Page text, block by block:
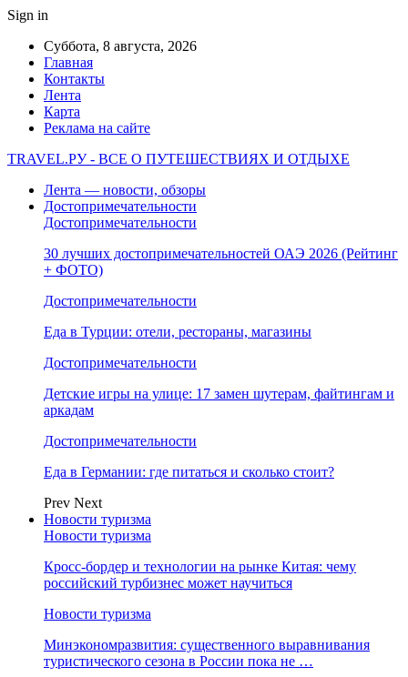
Sign in
Суббота, 8 августа, 2026
Главная
Контакты
Лента
Карта
Реклама на сайте
TRAVEL.РУ - ВСЕ О ПУТЕШЕСТВИЯХ И ОТДЫХЕ
Лента — новости, обзоры
Достопримечательности
Достопримечательности
30 лучших достопримечательностей ОАЭ 2026 (Рейтинг
+ ФОТО)
Достопримечательности
Еда в Турции: отели, рестораны, магазины
Достопримечательности
Детские игры на улице: 17 замен шутерам, файтингам и
аркадам
Достопримечательности
Еда в Германии: где питаться и сколько стоит?
Prev Next
Новости туризма
Новости туризма
Кросс-бордер и технологии на рынке Китая: чему
российский турбизнес может научиться
Новости туризма
Минэкономразвития: существенного выравнивания
туристического сезона в России пока не …